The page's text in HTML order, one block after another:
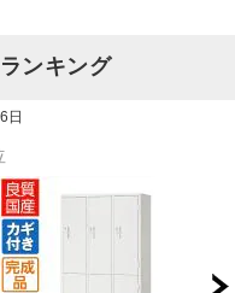
ンキング
日